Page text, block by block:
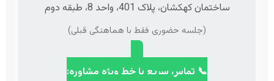
ساختمان کهکشان، پلاک 401، واحد 8، طبقه دوم
(جلسه حضوری فقط با هماهنگی قبلی)
📞 تماس سریع با خط ویژه مشاوره: